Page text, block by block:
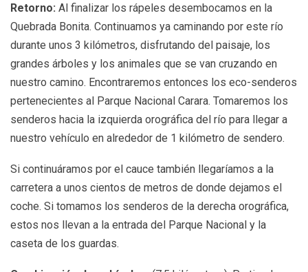
Retorno: Al finalizar los rápeles desembocamos en la
Quebrada Bonita. Continuamos ya caminando por este río
durante unos 3 kilómetros, disfrutando del paisaje, los
grandes árboles y los animales que se van cruzando en
nuestro camino. Encontraremos entonces los eco-senderos
pertenecientes al Parque Nacional Carara. Tomaremos los
senderos hacia la izquierda orográfica del río para llegar a
nuestro vehículo en alrededor de 1 kilómetro de sendero.
Si continuáramos por el cauce también llegaríamos a la
carretera a unos cientos de metros de donde dejamos el
coche. Si tomamos los senderos de la derecha orográfica,
estos nos llevan a la entrada del Parque Nacional y la
caseta de los guardas.